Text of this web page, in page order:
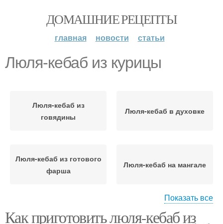
ДОМАШНИЕ РЕЦЕПТЫ
главная новости статьи
Люля-кебаб из курицы
Люля-кебаб из
говядины
Люля-кебаб в духовке
Люля-кебаб из готового
фарша
Люля-кебаб на мангале
Люля-кебаб на шпажках Люля-кебаб из свинины
Показать все
Как приготовить люля-кебаб из